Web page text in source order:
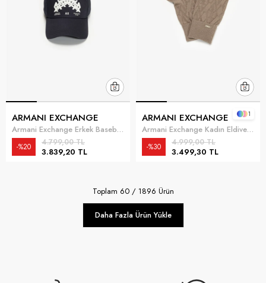
ARMANI EXCHANGE
Armani Exchange Erkek Baseball Şapka Lacivert
3.839,20 TL
4.799,00 TL
%20
ARMANI EXCHANGE
Armani Exchange Kadın Eldiven Kahverengi
3.499,30 TL
4.999,00 TL
%30
1
Toplam 60/ 1896 Ürün
Daha Fazla Ürün Yükle